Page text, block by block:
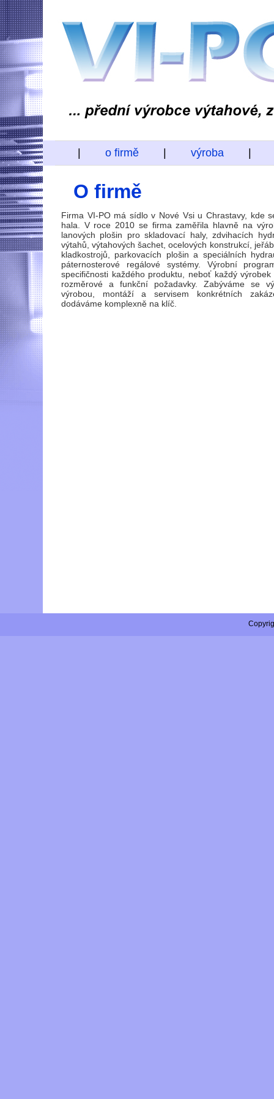
o firmě výroba
O firmě
Firma VI-PO má sídlo v Nové Vsi u Chrastavy, kde
hala. V roce 2010 se firma zaměřila hlavně na
lanových plošin pro skladovací haly, zdvihacích
výtahů, výtahových šachet, ocelových konstrukcí,
kladkostrojů, parkovacích plošin a speciálních
páternosterové regálové systémy. Výrobní
specifičnosti každého produktu, neboť každý
rozměrové a funkční požadavky. Zabýváme se
výrobou, montáží a servisem konkrétních
dodáváme komplexně na klíč.